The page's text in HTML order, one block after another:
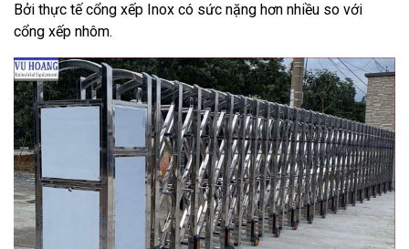
Bởi thực tế cổng xếp Inox có sức nặng hơn nhiều so với
cổng xếp nhôm.